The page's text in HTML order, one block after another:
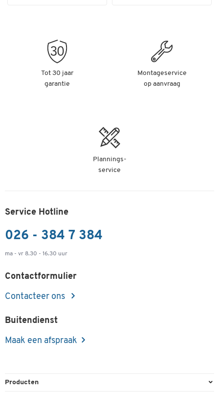
Tot 30 jaar
garantie
Montageservice
op aanvraag
Plannings-
service
Service Hotline
026 - 384 7 384
ma - vr 8.30 - 16.30 uur
Contactformulier
Contacteer ons
Buitendienst
Maak een afspraak
Producten